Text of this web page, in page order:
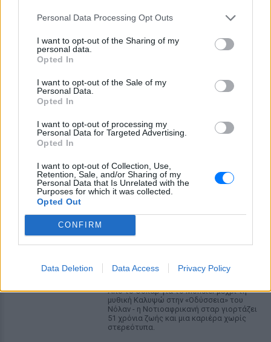
Personal Data Processing Opt Outs
I want to opt-out of the Sharing of my
personal data.
Opted In
I want to opt-out of the Sale of my
Personal Data.
Opted In
I want to opt-out of processing my
Personal Data for Targeted Advertising.
Opted In
I want to opt-out of Collection, Use,
Retention, Sale, and/or Sharing of my
Personal Data that Is Unrelated with the
Purposes for which it was collected.
Opted Out
CONFIRM
Data Deletion Data Access Privacy Policy
ΔΕΙΤΕ ΕΠΙΣΗΣ
ΣΤΗΝ ΙΔΙΑ ΚΑΤΗΓΟΡΙΑ
θάλασσα σε καλοκαιρινή
διάθεση
Η ηθοποιός μοιράστηκε στιγμές από την
παραλία μέσα από Instagram stories,
ποζάροντας μέσα στο νερό με τα αγόρια
κλείνει τα 51 ‑ H ζωή και ο
ρόλος που άλλαξε τα πάντα για
ΣΉΜΕΡΑ
Από το Όσκαρ για το Monster μέχρι τη
μυθική Καλυψώ στην «Οδύσσεια» του
Νόλαν - η Νοτιοαφρικανή σταρ γιορτάζει
51 χρόνια ζωής και μια καριέρα χωρίς
στερεότυπα.